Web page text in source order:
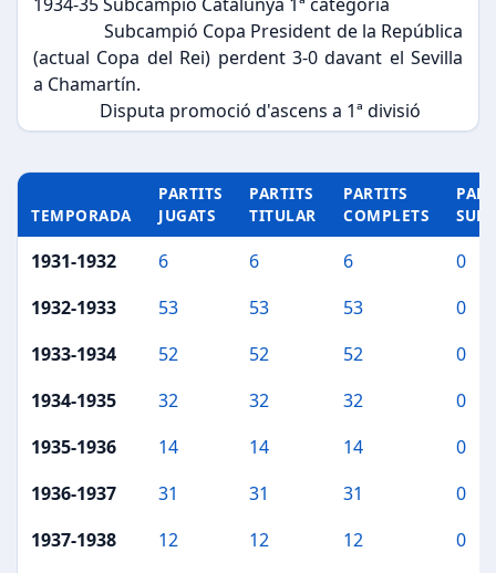
Subcampió Copa President de la República
(actual Copa del Rei) perdent 3-0 davant el Sevilla
a Chamartín.
Disputa promoció d'ascens a 1ª divisió
TEMPORADA
PARTITS
JUGATS
PARTITS
TITULAR
PARTITS
COMPLETS
1931-1932 6 6 6
0
1932-1933
53 53 53
0
1933-1934
52 52 52
0
1934-1935
32 32 32
0
1935-1936
14 14 14
0
1936-1937
31 31 31
0
1937-1938
12 12 12
0